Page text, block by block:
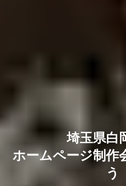
埼玉県白
ホームページ制作
う